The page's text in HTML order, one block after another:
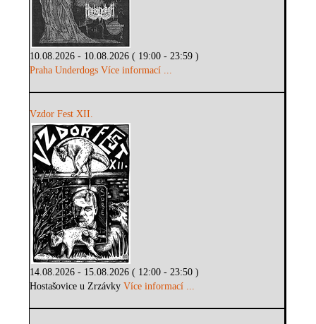
10.08.2026 - 10.08.2026 ( 19:00 - 23:59 )
Praha Underdogs Více informací ...
Vzdor Fest XII.
14.08.2026 - 15.08.2026 ( 12:00 - 23:50 )
Hostašovice u ZrzávkyVíce informací ...